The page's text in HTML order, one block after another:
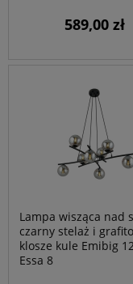
589,00 zł
Lampa wisząca nad
czarny stelaż i
klosze kule Emibig
Essa 8